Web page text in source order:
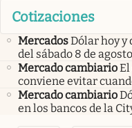
Cotizaciones
MercadosDólar hoy y
del sábado 8 de
Mercado cambiarioEl
conviene evitar
Mercado cambiario
en los bancos de la